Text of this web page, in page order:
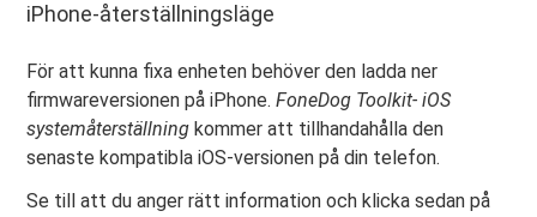
iPhone-återställningsläge
För att kunna fixa enheten behöver den ladda ner
firmwareversionen på iPhone.FoneDog Toolkit- iOS
systemåterställning kommer att tillhandahålla den
senaste kompatibla iOS-versionen på din telefon.
Se till att du anger rätt information och klicka sedan på